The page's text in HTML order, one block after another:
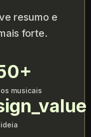
resumo e
forte.
musicais